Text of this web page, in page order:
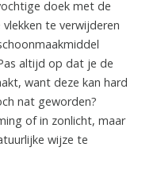
doek met de
te verwijderen
altijd op dat je de
want deze kan hard
nat geworden?
of in zonlicht, maar
wijze te